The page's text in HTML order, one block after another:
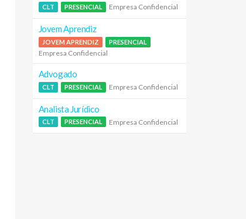
CLT PRESENCIAL Empresa Confidencial
Jovem Aprendiz
JOVEM APRENDIZ PRESENCIAL
Empresa Confidencial
Advogado
CLT PRESENCIAL Empresa Confidencial
Analista Jurídico
CLT PRESENCIAL Empresa Confidencial